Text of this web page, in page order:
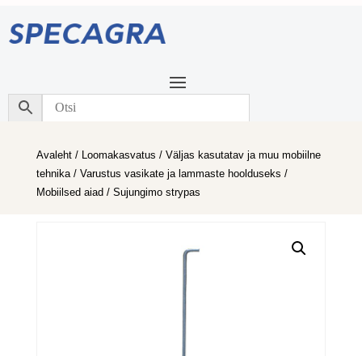
Avaleht/ Loomakasvatus / Väljas kasutatav ja muu mobiilne
tehnika/ Varustus vasikate ja lammaste hoolduseks /
Mobiilsed aiad / Sujungimo strypas